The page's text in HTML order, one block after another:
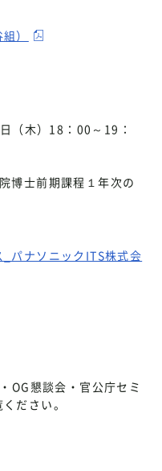
）
木）18：00～19：
士前期課程１年次の
パナソニックITS株式会
OG懇談会・官公庁セミ
ださい。